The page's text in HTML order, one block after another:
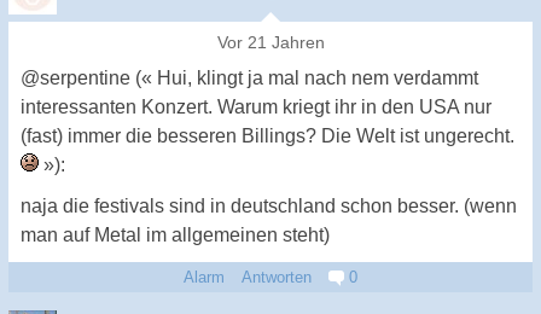
Vor 21 Jahren
@serpentine (« Hui, klingt ja mal nach nem verdammt
interessanten Konzert. Warum kriegt ihr in den USA nur
(fast) immer die besseren Billings? Die Welt ist ungerecht.
»):
naja die festivals sind in deutschland schon besser. (wenn
man auf Metal im allgemeinen steht)
Alarm Antworten 0